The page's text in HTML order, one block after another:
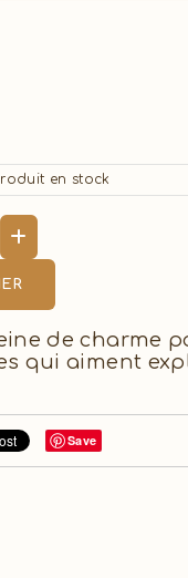
en stock
de charme
qui aiment
Save